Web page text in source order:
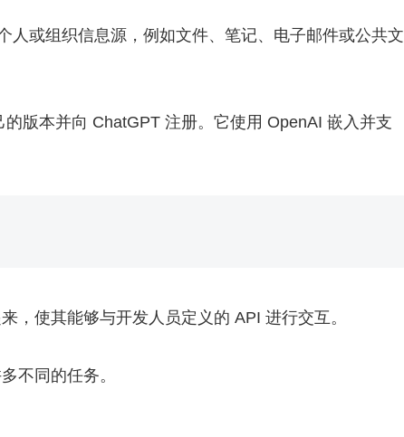
人或组织信息源，例如文件、笔记、电子邮件或公共文
版本并向 ChatGPT 注册。它使用 OpenAI 嵌入并支
，使其能够与开发人员定义的 API 进行交互。
不同的任务。